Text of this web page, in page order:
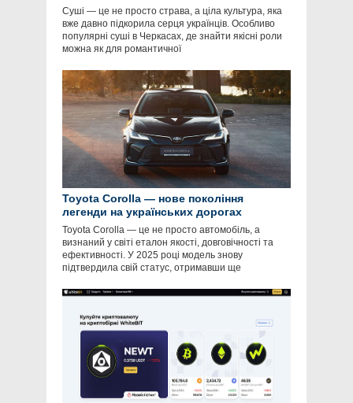
Суші — це не просто страва, а ціла культура, яка
вже давно підкорила серця українців. Особливо
популярні суші в Черкасах, де знайти якісні роли
можна як для романтичної
Toyota Corolla — нове покоління
легенди на українських дорогах
Toyota Corolla — це не просто автомобіль, а
визнаний у світі еталон якості, довговічності та
ефективності. У 2025 році модель знову
підтвердила свій статус, отримавши ще